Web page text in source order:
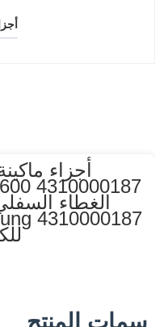
أجزاء
الغطاء
سمات المنتج